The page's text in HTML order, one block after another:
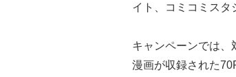
イト、コミコミスタ
キャンペーンでは、
漫画が収録された